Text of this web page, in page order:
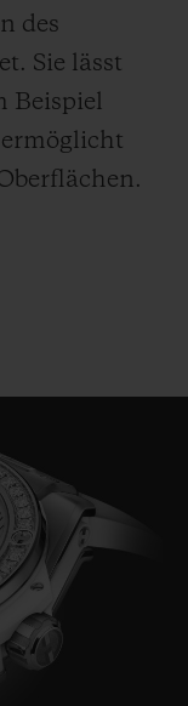
des
Sie lässt
Beispiel
.